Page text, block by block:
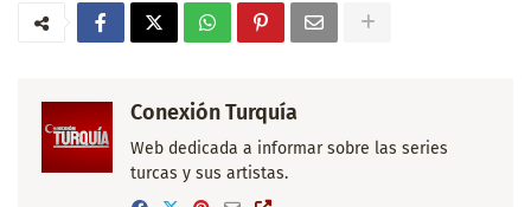
Conexión Turquía
Web dedicada a informar sobre las series
turcas y sus artistas.